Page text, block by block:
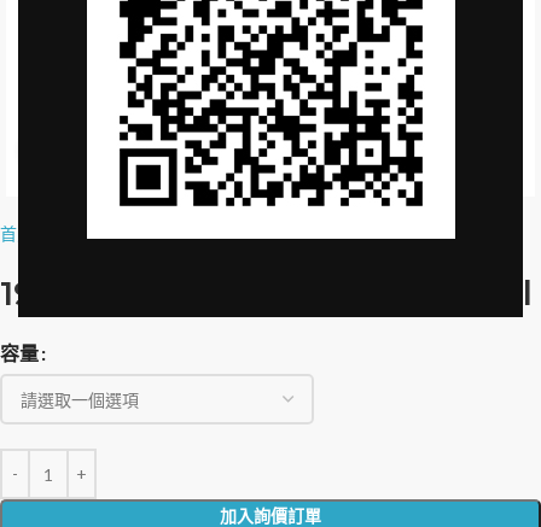
Click to enlarge
首頁
19-69-VILLA NELLCÔTE-500ml
容量
加入詢價訂單